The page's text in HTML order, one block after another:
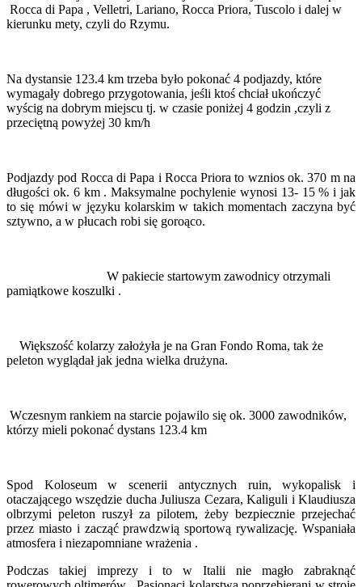
Rocca di Papa , Velletri, Lariano, Rocca Priora, Tuscolo i dalej w
kierunku mety, czyli do Rzymu.
Na dystansie 123.4 km trzeba było pokonać 4 podjazdy, które
wymagały dobrego przygotowania, jeśli ktoś chciał ukończyć
wyścig na dobrym miejscu tj. w czasie poniżej 4 godzin ,czyli z
przeciętną powyżej 30 km/h
Podjazdy pod Rocca di Papa i Rocca Priora to wznios ok. 370 m na
długości ok. 6 km . Maksymalne pochylenie wynosi 13- 15 % i jak
to się mówi w języku kolarskim w takich momentach zaczyna być
sztywno, a w płucach robi się goroąco.
W pakiecie startowym zawodnicy otrzymali
pamiątkowe koszulki .
Większość kolarzy założyła je na Gran Fondo Roma, tak że
peleton wyglądał jak jedna wielka drużyna.
Wczesnym rankiem na starcie pojawilo się ok. 3000 zawodników,
którzy mieli pokonać dystans 123.4 km
Spod Koloseum w scenerii antycznych ruin, wykopalisk i
otaczającego wszędzie ducha Juliusza Cezara, Kaliguli i Klaudiusza
olbrzymi peleton ruszył za pilotem, żeby bezpiecznie przejechać
przez miasto i zacząć prawdzwią sportową rywalizację. Wspaniała
atmosfera i niezapomniane wrażenia .
Podczas takiej imprezy i to w Italii nie magło zabraknąć